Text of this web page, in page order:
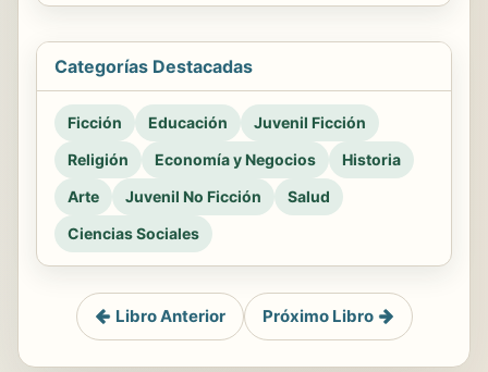
Categorías Destacadas
Ficción Educación
Juvenil Ficción
Religión
Economía y Negocios
Historia
Arte
Juvenil No Ficción
Salud
Ciencias Sociales
Libro Anterior Próximo Libro